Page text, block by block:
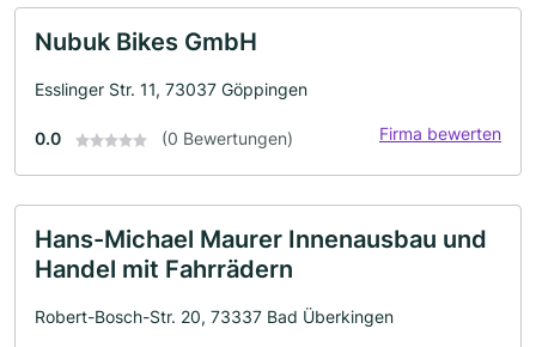
Nubuk Bikes GmbH
Esslinger Str. 11, 73037 Göppingen
0.0 (0 Bewertungen) Firma bewerten
Hans-Michael Maurer Innenausbau und
Handel mit Fahrrädern
Robert-Bosch-Str. 20, 73337 Bad Überkingen